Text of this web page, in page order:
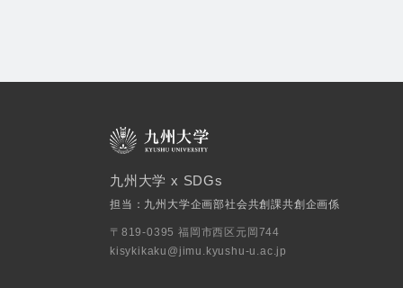
九州大学 x SDGs
担当：九州大学企画部社会共創課共創企画係
〒819-0395 福岡市西区元岡744
kisykikaku@jimu.kyushu-u.ac.jp